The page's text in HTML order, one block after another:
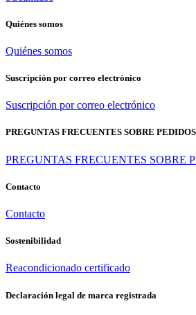
Quiénes somos
Quiénes somos
Suscripción por correo electrónico
Suscripción por correo electrónico
PREGUNTAS FRECUENTES SOBRE PEDIDOS
PREGUNTAS FRECUENTES SOBRE
Contacto
Contacto
Sostenibilidad
Reacondicionado certificado
Declaración legal de marca registrada